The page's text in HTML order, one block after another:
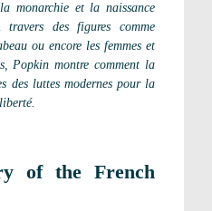
monarchie et la naissance
des figures comme
ou encore les femmes et
Popkin montre comment la
des luttes modernes pour la
of the French